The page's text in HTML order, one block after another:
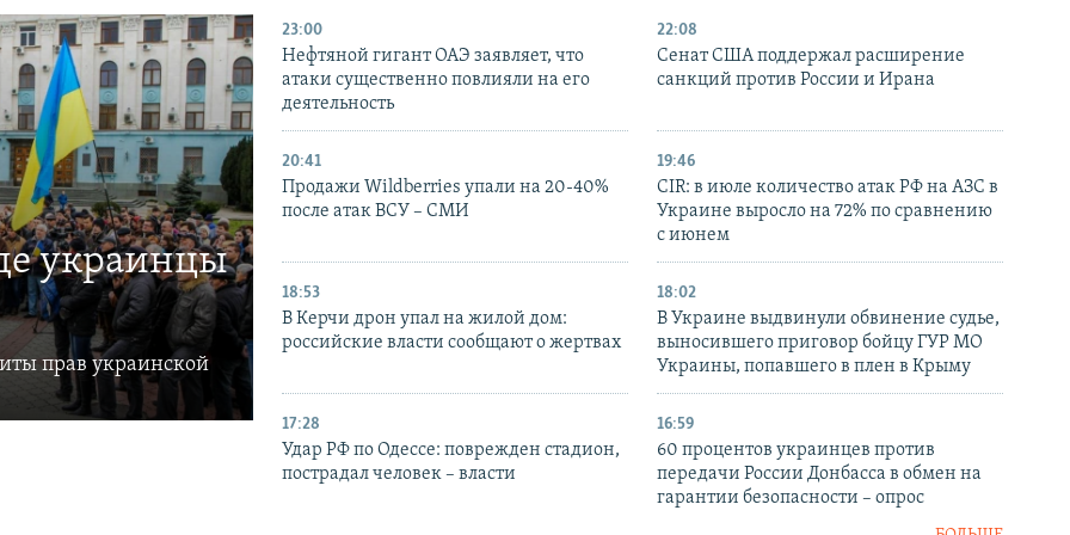
украинцы
прав украинской
23:00
Нефтяной гигант ОАЭ заявляет, что
атаки существенно повлияли на его
деятельность
22:08
Сенат США поддержал расширение
санкций против России и Ирана
20:41
Продажи Wildberries упали на 20-40%
после атак ВСУ – СМИ
19:46
CIR: в июле количество атак РФ на АЗС в
Украине выросло на 72% по сравнению
с июнем
18:53
В Керчи дрон упал на жилой дом:
российские власти сообщают о жертвах
18:02
В Украине выдвинули обвинение судье,
выносившего приговор бойцу ГУР МО
Украины, попавшего в плен в Крыму
17:28
Удар РФ по Одессе: поврежден стадион,
пострадал человек – власти
16:59
60 процентов украинцев против
передачи России Донбасса в обмен на
гарантии безопасности – опрос